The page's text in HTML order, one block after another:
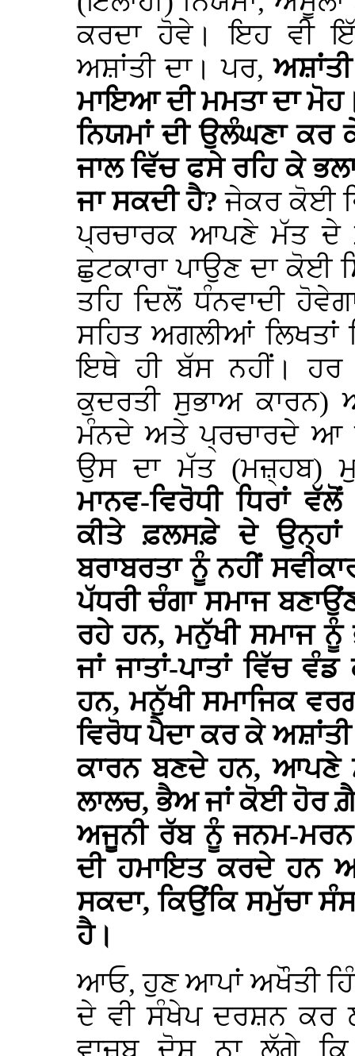
ਕਰਦਾ ਹੋਵੇ। ਇਹ ਵੀ
ਅਸ਼ਾਂਤੀ ਦਾ। ਪਰ,
ਮਾਇਆ ਦੀ ਮਮਤਾ ਦਾ
ਨਿਯਮਾਂ ਦੀ ਉਲੰਘਣਾ
ਜਾਲ ਵਿੱਚ ਫਸੇ ਰਹਿ ਕੇ
ਜਾ ਸਕਦੀ ਹੈ?ਜੇਕਰ ਕੋਈ
ਪ੍ਰਚਾਰਕ ਆਪਣੇ ਮੱਤ
ਛੁਟਕਾਰਾ ਪਾਉਣ ਦਾ ਕੋਈ
ਤਹਿ ਦਿਲੋਂ ਧੰਨਵਾਦੀ
ਸਹਿਤ ਅਗਲੀਆਂ ਲਿਖਤਾਂ
ਇਥੇ ਹੀ ਬੱਸ ਨਹੀਂ।
ਕੁਦਰਤੀ ਸੁਭਾਅ
ਮੰਨਦੇ ਅਤੇ ਪ੍ਰਚਾਰਦੇ ਆ
ਉਸ ਦਾ ਮੱਤ (ਮਜ਼੍ਹਬ)
ਮਾਨਵ-ਵਿਰੋਧੀ ਧਿਰਾਂ
ਕੀਤੇ ਫ਼ਲਸਫ਼ੇ ਦੇ ਉਨ੍ਹਾਂ
ਬਰਾਬਰਤਾ ਨੂੰ ਨਹੀਂ
ਪੱਧਰੀ ਚੰਗਾ ਸਮਾਜ
ਰਹੇ ਹਨ, ਮਨੁੱਖੀ ਸਮਾਜ ਨੂੰ
ਜਾਂ ਜਾਤਾਂ-ਪਾਤਾਂ ਵਿੱਚ
ਹਨ, ਮਨੁੱਖੀ ਸਮਾਜਿਕ
ਵਿਰੋਧ ਪੈਦਾ ਕਰ ਕੇ
ਕਾਰਨ ਬਣਦੇ ਹਨ, ਆਪਣੇ
ਲਾਲਚ, ਭੈਅ ਜਾਂ ਕੋਈ ਹੋਰ
ਅਜੂਨੀ ਰੱਬ ਨੂੰ ਜਨਮ-
ਦੀ ਹਮਾਇਤ ਕਰਦੇ ਹਨ
ਸਕਦਾ, ਕਿਉਂਕਿ ਸਮੁੱਚਾ
ਹੈ।
ਆਓ, ਹੁਣ ਆਪਾਂ ਅਖੌਤੀ
ਦੇ ਵੀ ਸੰਖੇਪ ਦਰਸ਼ਨ ਕਰ
ਵਾਜ਼ਬ ਦੋਸ਼ ਨਾ ਲੱਗੇ ਕਿ